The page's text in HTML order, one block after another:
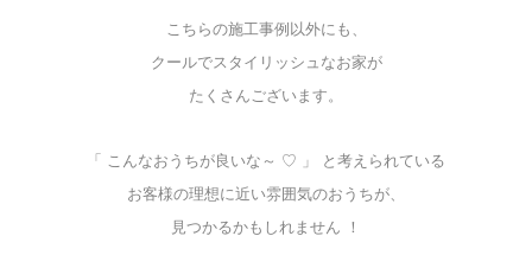
こちらの施工事例以外にも、
クールでスタイリッシュなお家が
たくさんございます。
「 こんなおうちが良いな～ ♡ 」 と考えられている
お客様の理想に近い雰囲気のおうちが、
見つかるかもしれません ！